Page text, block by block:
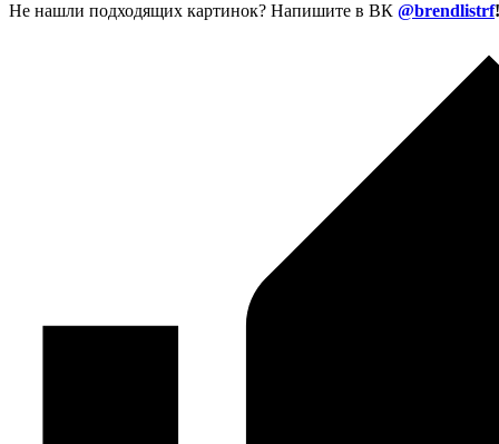
Не нашли подходящих картинок? Напишите в ВК @brendlistrf